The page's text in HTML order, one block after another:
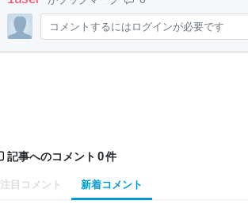
コメントするにはログインが必要です
記事へのコメント 0件
注目コメント 新着コメント